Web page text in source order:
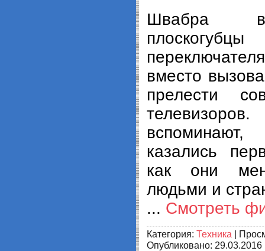
Швабра
вместо
прелести
казались
как они
людьми и
... Смотреть
Категория: Техника |
Опубликовано: 29.03.2016